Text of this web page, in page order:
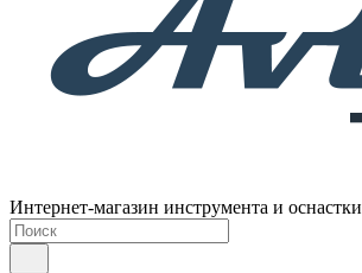
Интернет-магазин инструмента и оснастки